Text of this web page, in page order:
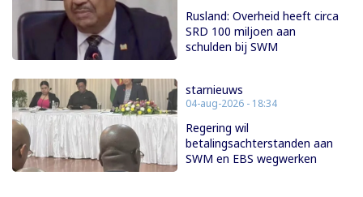
Rusland: Overheid heeft circa
SRD 100 miljoen aan
schulden bij SWM
starnieuws
04-aug-2026 - 18:34
Regering wil
betalingsachterstanden aan
SWM en EBS wegwerken